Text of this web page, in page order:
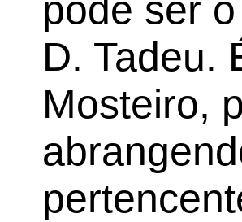
pode ser
D. Tadeu.
Mosteiro,